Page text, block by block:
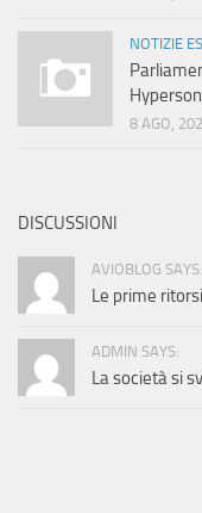
NOTIZIE
8 AGO,
DISCUSSIONI
AVIOBLOG SAYS:
Le prime
ADMIN SAYS:
La società si